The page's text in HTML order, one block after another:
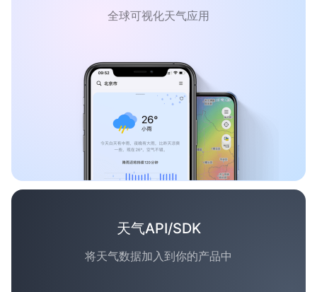
全球可视化天气应用
天气API/SDK
将天气数据加入到你的产品中